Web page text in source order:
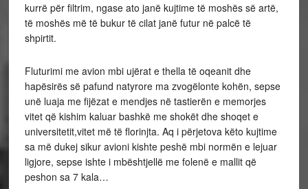
kurrë për filtrim, ngase ato janë kujtime të moshës së artë,
të moshës më të bukur të cilat janë futur në palcë të
shpirtit.
Fluturimi me avion mbi ujërat e thella të oqeanit dhe
hapësirës së pafund natyrore ma zvogëlonte kohën, sepse
unë luaja me fijëzat e mendjes në tastierën e memorjes
vitet që kishim kaluar bashkë me shokët dhe shoqet e
universitetit,vitet më të florinjta. Aq i përjetova këto kujtime
sa më dukej sikur avioni kishte peshë mbi normën e lejuar
ligjore, sepse ishte i mbështjellë me folenë e mallit që
peshon sa 7 kala…